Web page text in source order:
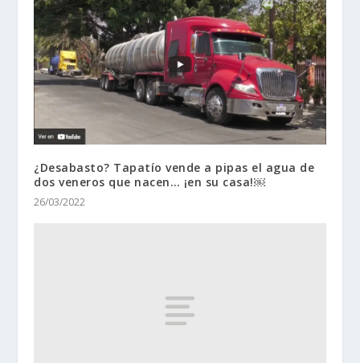
¿Desabasto? Tapatío vende a pipas el agua de
dos veneros que nacen… ¡en su casa!￼
26/03/2022